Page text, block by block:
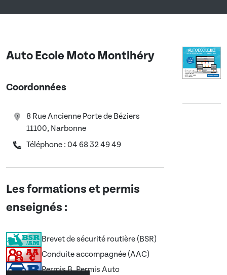
Auto Ecole Moto Montlhéry
Coordonnées
8 Rue Ancienne Porte de Béziers
11100, Narbonne
Téléphone : 04 68 32 49 49
Les formations et permis
enseignés :
Brevet de sécurité routière (BSR)
Conduite accompagnée (AAC)
Permis B, Permis Auto